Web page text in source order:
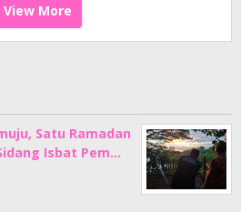
View More
Satu Ramadan
Isbat Pem…